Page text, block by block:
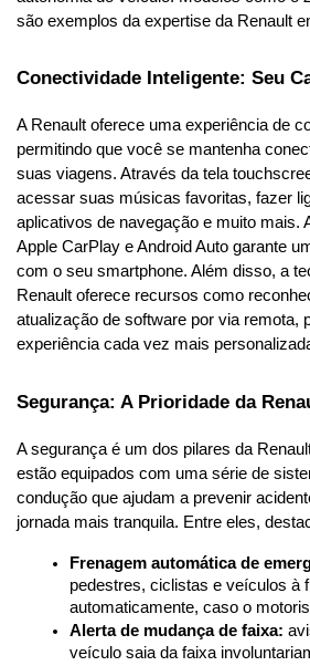
são exemplos da expertise da Renault
Conectividade Inteligente: Seu
A Renault oferece uma experiência de
permitindo que você se mantenha
suas viagens. Através da tela
acessar suas músicas favoritas, fazer
aplicativos de navegação e muito mais.
Apple CarPlay e Android Auto garante
com o seu smartphone. Além disso, a
Renault oferece recursos como
atualização de software por via remota,
experiência cada vez mais
Segurança: A Prioridade da
A segurança é um dos pilares da
estão equipados com uma série de
condução que ajudam a prevenir
jornada mais tranquila. Entre eles,
Frenagem automática de
pedestres, ciclistas e veículos à
automaticamente, caso o
Alerta de mudança de faixa:
veículo saia da faixa